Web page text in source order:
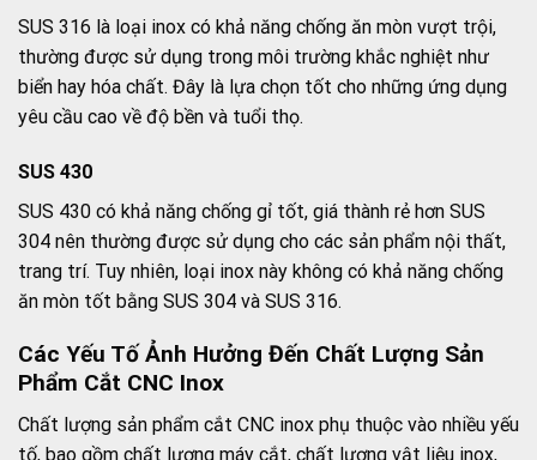
SUS 316 là loại inox có khả năng chống ăn mòn vượt trội,
thường được sử dụng trong môi trường khắc nghiệt như
biển hay hóa chất. Đây là lựa chọn tốt cho những ứng dụng
yêu cầu cao về độ bền và tuổi thọ.
SUS 430
SUS 430 có khả năng chống gỉ tốt, giá thành rẻ hơn SUS
304 nên thường được sử dụng cho các sản phẩm nội thất,
trang trí. Tuy nhiên, loại inox này không có khả năng chống
ăn mòn tốt bằng SUS 304 và SUS 316.
Các Yếu Tố Ảnh Hưởng Đến Chất Lượng Sản
Phẩm Cắt CNC Inox
Chất lượng sản phẩm cắt CNC inox phụ thuộc vào nhiều yếu
tố, bao gồm chất lượng máy cắt, chất lượng vật liệu inox,